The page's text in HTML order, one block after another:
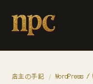
店主の手記 / WordPress /